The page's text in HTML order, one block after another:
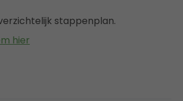
stappenplan.
hier